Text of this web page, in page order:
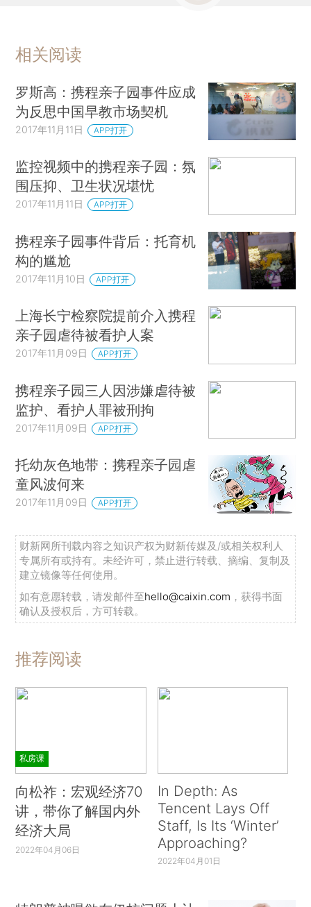
相关阅读
罗斯高：携程亲子园事件应成
为反思中国早教市场契机
2017年11月11日 APP打开
监控视频中的携程亲子园：氛
围压抑、卫生状况堪忧
2017年11月11日 APP打开
携程亲子园事件背后：托育机
构的尴尬
2017年11月10日 APP打开
上海长宁检察院提前介入携程
亲子园虐待被看护人案
2017年11月09日 APP打开
携程亲子园三人因涉嫌虐待被
监护、看护人罪被刑拘
2017年11月09日 APP打开
托幼灰色地带：携程亲子园虐
童风波何来
2017年11月09日 APP打开
财新网所刊载内容之知识产权为财新传媒及/或相关权利人
专属所有或持有。未经许可，禁止进行转载、摘编、复制及
建立镜像等任何使用。
如有意愿转载，请发邮件至hello@caixin.com ，获得书面
确认及授权后，方可转载。
推荐阅读
私房课
向松祚：宏观经济70
讲，带你了解国内外
经济大局
2022年04月06日
In Depth: As
Tencent Lays Off
Staff, Is Its ‘Winter’
Approaching?
2022年04月01日